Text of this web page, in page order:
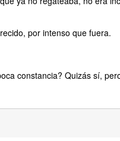
por intenso que fuera.
constancia? Quizás sí,